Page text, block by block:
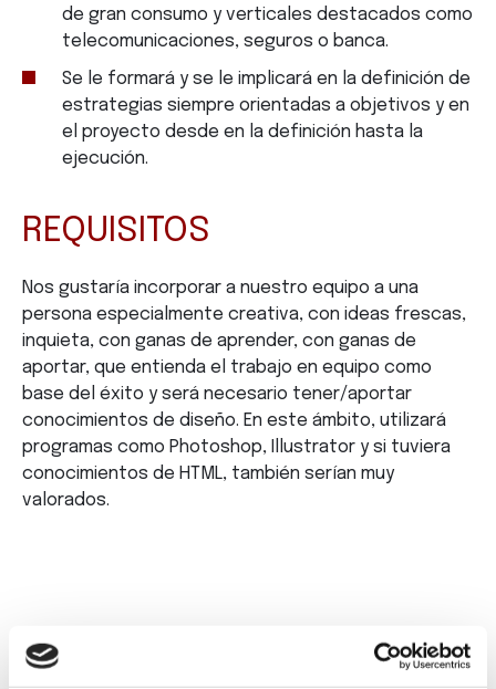
de gran consumo y verticales destacados como
telecomunicaciones, seguros o banca.
Se le formará y se le implicará en la definición de
estrategias siempre orientadas a objetivos y en
el proyecto desde en la definición hasta la
ejecución.
REQUISITOS
Nos gustaría incorporar a nuestro equipo a una
persona especialmente creativa, con ideas frescas,
inquieta, con ganas de aprender, con ganas de
aportar, que entienda el trabajo en equipo como
base del éxito y será necesario tener/aportar
conocimientos de diseño. En este ámbito, utilizará
programas como Photoshop, Illustrator y si tuviera
conocimientos de HTML, también serían muy
valorados.